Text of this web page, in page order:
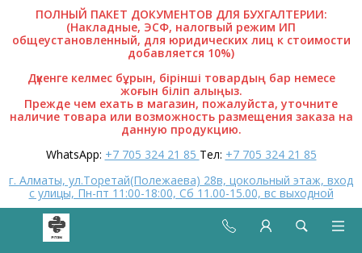
ПОЛНЫЙ ПАКЕТ ДОКУМЕНТОВ ДЛЯ БУХГАЛТЕРИИ:
(Накладные, ЭСФ, налогвый режим ИП
общеустановленный, для юридических лиц к стоимости
добавляется 10%)
Дүкенге келмес бұрын, бірінші товардың бар немесе
жоғын біліп алыңыз.
Прежде чем ехать в магазин, пожалуйста, уточните
наличие товара или возможность размещения заказа на
данную продукцию.
WhatsApp: +7 705 324 21 85 Тел: +7 705 324 21 85
г. Алматы, ул.Торетай(Полежаева) 28в, цокольный этаж, вход
с улицы, Пн-пт 11:00-18:00, Сб 11.00-15.00, вс выходной